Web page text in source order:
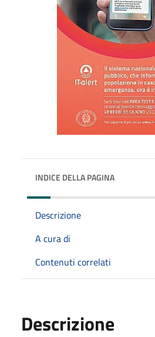
INDICE DELLA PAGINA
Descrizione
A cura di
Contenuti correlati
Descrizione